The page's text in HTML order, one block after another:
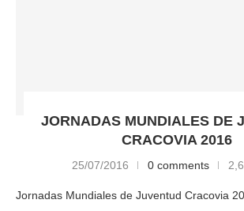
JORNADAS MUNDIALES DE
CRACOVIA 2016
25/07/2016 0 comments
Jornadas Mundiales de Juventud Cracovia